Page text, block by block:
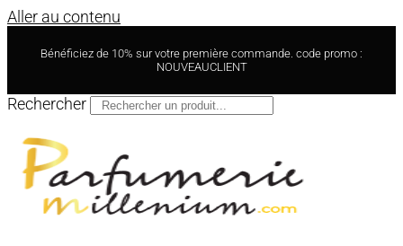
Aller au contenu
Bénéficiez de 10% sur votre première commande. code promo :
NOUVEAUCLIENT
Rechercher